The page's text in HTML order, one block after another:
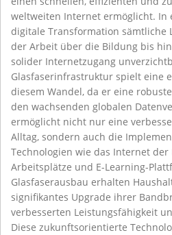
weltweiten Internet ermöglicht. In
digitale Transformation sämtliche
der Arbeit über die Bildung bis
solider Internetzugang
Glasfaserinfrastruktur spielt eine
diesem Wandel, da er eine
den wachsenden globalen
ermöglicht nicht nur eine
Alltag, sondern auch die
Technologien wie das Internet der
Arbeitsplätze und E-Learning-
Glasfaserausbau erhalten
signifikantes Upgrade ihrer
verbesserten Leistungsfähigkeit
Diese zukunftsorientierte